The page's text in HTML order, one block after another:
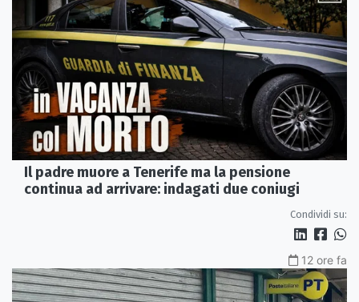
Il padre muore a Tenerife ma la pensione
continua ad arrivare: indagati due coniugi
Condividi su:
12 ore fa